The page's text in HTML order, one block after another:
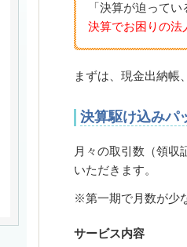
「決算が迫って
決算でお困りの法
まずは、現金出納帳
決算駆け込みパ
月々の取引数（領収
いただきます。
※第一期で月数が少
サービス内容